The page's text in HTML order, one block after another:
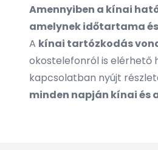
Amennyiben a kínai
amelynek időtartama
A kínai tartózkodás
okostelefonról is elérhető
kapcsolatban nyújt
minden napján kínai és